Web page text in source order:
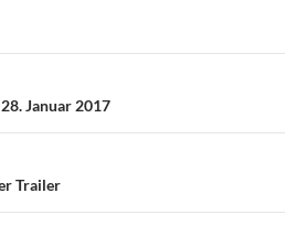
Januar 2017
Trailer